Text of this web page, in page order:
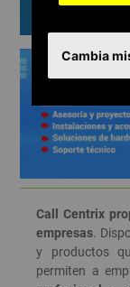
Cambia
Call Centrix
empresas.
y productos
permiten a